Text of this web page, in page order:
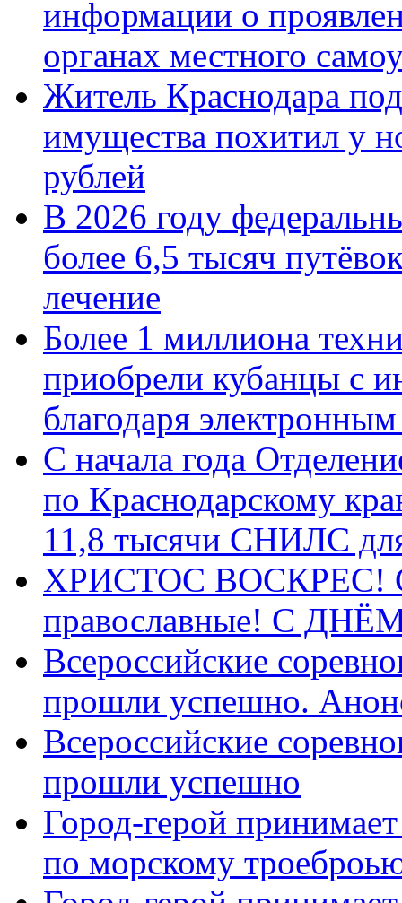
информации о
органах местного
Житель Краснодара
имущества похитил у
рублей
В 2026 году
более 6,5 тысяч
лечение
Более 1 миллиона
приобрели кубанцы с
благодаря
С начала года
по Краснодарскому
11,8 тысячи СНИЛС
ХРИСТОС ВОСКРЕС! С
православные! C
Всероссийские
прошли успешно.
Всероссийские
прошли успешно
Город-герой
по морскому